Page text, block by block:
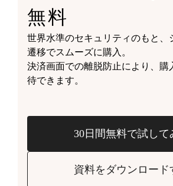
無料
世界水準のセキュリティのもと、
遷移でスムーズに購入。
決済画面での離脱防止により、購
待できます。
30日間無料で試して
資料をダウンロード